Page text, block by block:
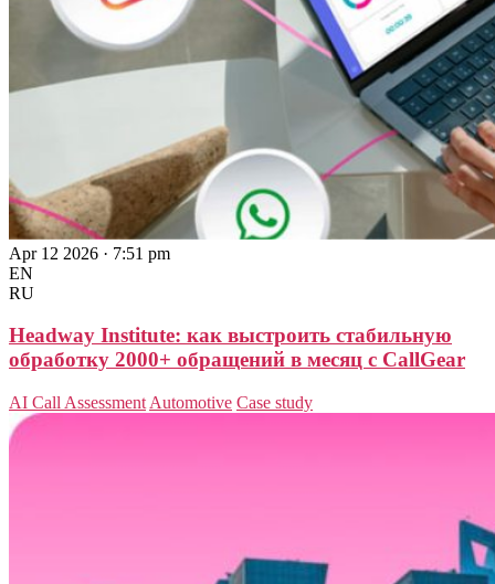
Apr 12 2026 · 7:51 pm
EN
RU
Headway Institute: как выстроить стабильную
обработку 2000+ обращений в месяц с CallGear
AI Call Assessment Automotive Case study